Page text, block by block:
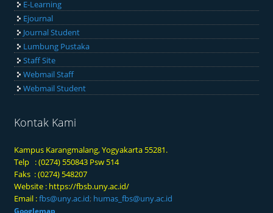
E-Learning
Ejournal
Journal Student
Lumbung Pustaka
Staff Site
Webmail Staff
Webmail Student
Kontak Kami
Kampus Karangmalang, Yogyakarta 55281.
Telp : (0274) 550843 Psw 514
Faks : (0274) 548207
Website : https://fbsb.uny.ac.id/
Email :fbs@uny.ac.id; humas_fbs@uny.ac.id